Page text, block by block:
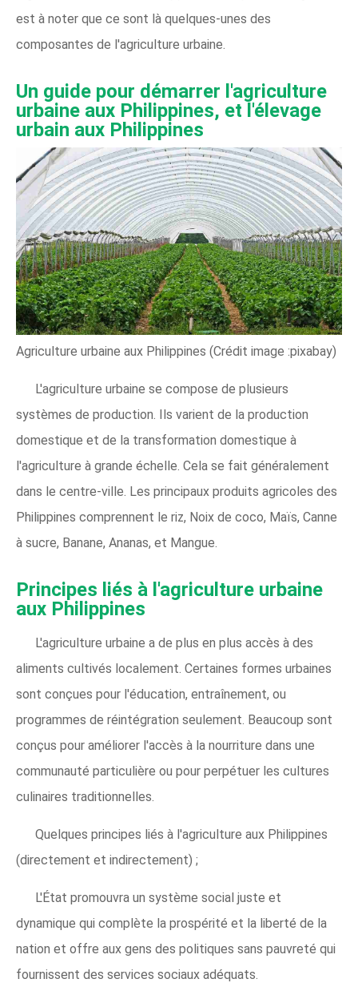
est à noter que ce sont là quelques-unes des
composantes de l'agriculture urbaine.
Un guide pour démarrer l'agriculture
urbaine aux Philippines, et l'élevage
urbain aux Philippines
Agriculture urbaine aux Philippines (Crédit image :pixabay)
L'agriculture urbaine se compose de plusieurs
systèmes de production. Ils varient de la production
domestique et de la transformation domestique à
l'agriculture à grande échelle. Cela se fait généralement
dans le centre-ville. Les principaux produits agricoles des
Philippines comprennent le riz, Noix de coco, Maïs, Canne
à sucre, Banane, Ananas, et Mangue.
Principes liés à l'agriculture urbaine
aux Philippines
L'agriculture urbaine a de plus en plus accès à des
aliments cultivés localement. Certaines formes urbaines
sont conçues pour l'éducation, entraînement, ou
programmes de réintégration seulement. Beaucoup sont
conçus pour améliorer l'accès à la nourriture dans une
communauté particulière ou pour perpétuer les cultures
culinaires traditionnelles.
Quelques principes liés à l'agriculture aux Philippines
(directement et indirectement) ;
L'État promouvra un système social juste et
dynamique qui complète la prospérité et la liberté de la
nation et offre aux gens des politiques sans pauvreté qui
fournissent des services sociaux adéquats.